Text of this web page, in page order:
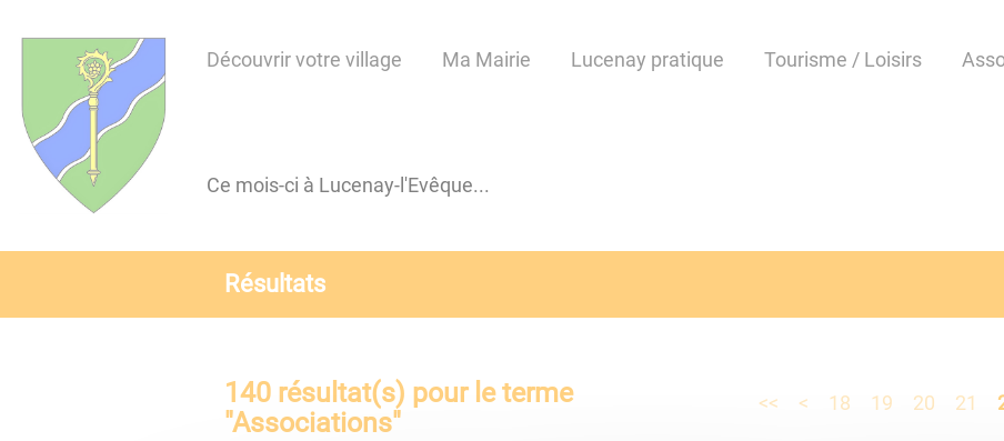
d'accès
menu
d'accès
contenu
principal
d'accès
recherche
d'accès
pied
Découvrir votre village Ma Mairie Lucenay pratique Tourisme / Loisirs
Ce mois-ci à Lucenay-l'Evêque...
Résultats
140résultat(s) pour le terme
"Associations"
<< < 18 19 20 21